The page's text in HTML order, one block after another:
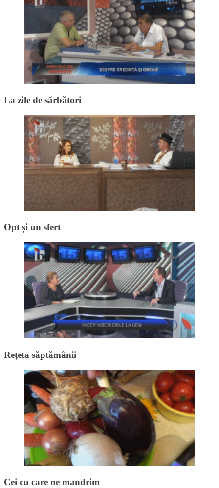
La zile de sărbători
Opt și un sfert
Rețeta săptămânii
Cei cu care ne mandrim